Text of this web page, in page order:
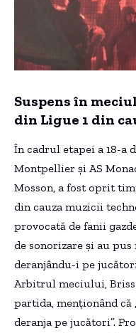
Suspens în
din Ligue 1 din
În cadrul etapei a 18-a
Montpellier și AS
Mosson, a fost oprit
din cauza muzicii
provocată de fanii
de sonorizare și au
deranjându-i pe
Arbitrul meciului,
partida, menționând
deranja pe jucători”.